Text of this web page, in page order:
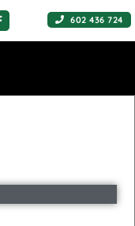
602 436 724